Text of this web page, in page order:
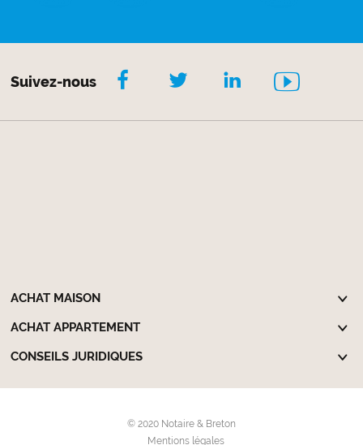
Suivez-nous
ACHAT MAISON
ACHAT APPARTEMENT
CONSEILS JURIDIQUES
© 2020 Notaire & Breton
Mentions légales